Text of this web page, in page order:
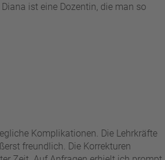
ist eine Dozentin, die man so
Komplikationen. Die Lehrkräfte
freundlich. Die Korrekturen